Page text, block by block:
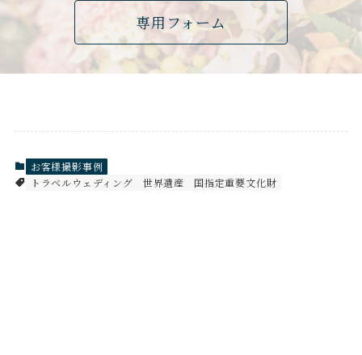
専用フォーム
お客様撮影事例
トラベルウェディング
世界遺産 国指定重要文化財